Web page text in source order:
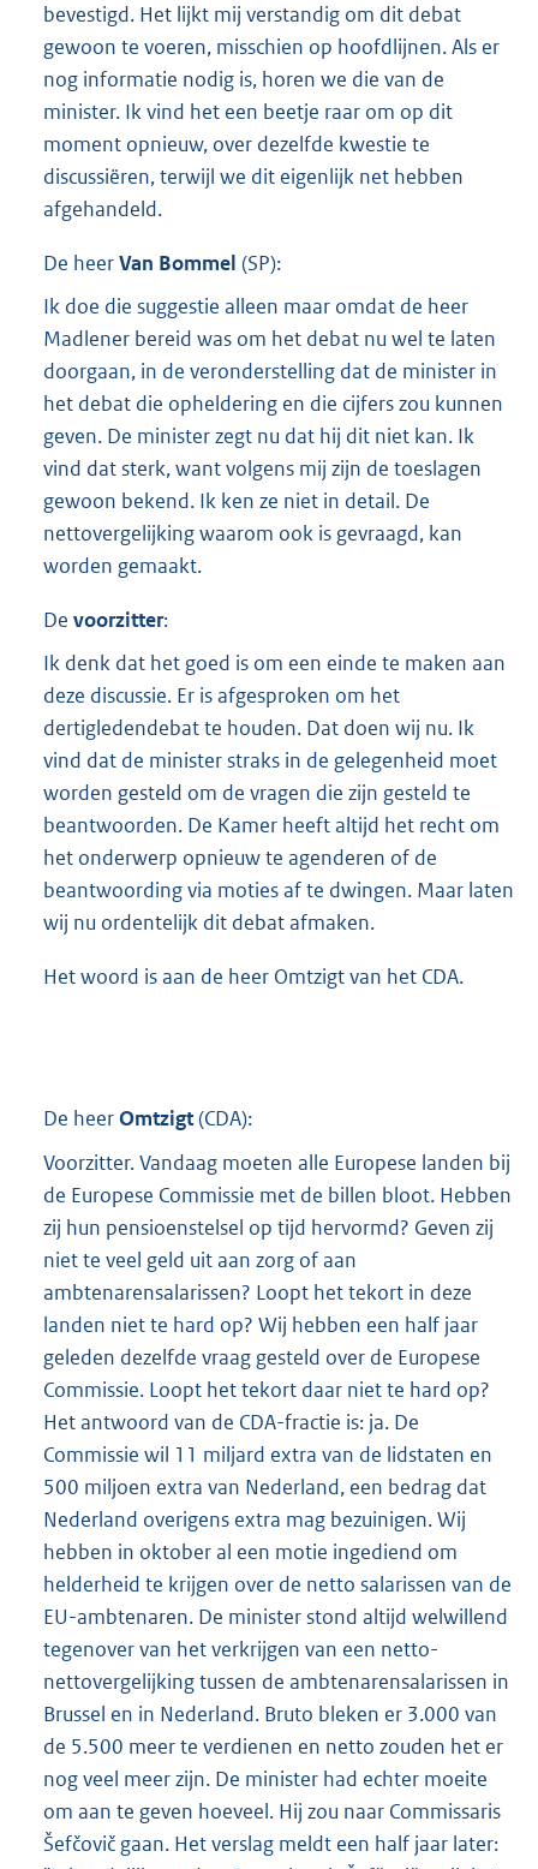
bevestigd. Het lijkt mij verstandig om dit debat
gewoon te voeren, misschien op hoofdlijnen. Als er
nog informatie nodig is, horen we die van de
minister. Ik vind het een beetje raar om op dit
moment opnieuw, over dezelfde kwestie te
discussiëren, terwijl we dit eigenlijk net hebben
afgehandeld.
De heerVan Bommel (SP):
Ik doe die suggestie alleen maar omdat de heer
Madlener bereid was om het debat nu wel te laten
doorgaan, in de veronderstelling dat de minister in
het debat die opheldering en die cijfers zou kunnen
geven. De minister zegt nu dat hij dit niet kan. Ik
vind dat sterk, want volgens mij zijn de toeslagen
gewoon bekend. Ik ken ze niet in detail. De
nettovergelijking waarom ook is gevraagd, kan
worden gemaakt.
De voorzitter:
Ik denk dat het goed is om een einde te maken aan
deze discussie. Er is afgesproken om het
dertigledendebat te houden. Dat doen wij nu. Ik
vind dat de minister straks in de gelegenheid moet
worden gesteld om de vragen die zijn gesteld te
beantwoorden. De Kamer heeft altijd het recht om
het onderwerp opnieuw te agenderen of de
beantwoording via moties af te dwingen. Maar laten
wij nu ordentelijk dit debat afmaken.
Het woord is aan de heer Omtzigt van het CDA.
De heerOmtzigt(CDA):
Voorzitter. Vandaag moeten alle Europese landen bij
de Europese Commissie met de billen bloot. Hebben
zij hun pensioenstelsel op tijd hervormd? Geven zij
niet te veel geld uit aan zorg of aan
ambtenarensalarissen? Loopt het tekort in deze
landen niet te hard op? Wij hebben een half jaar
geleden dezelfde vraag gesteld over de Europese
Commissie. Loopt het tekort daar niet te hard op?
Het antwoord van de CDA-fractie is: ja. De
Commissie wil 11 miljard extra van de lidstaten en
500 miljoen extra van Nederland, een bedrag dat
Nederland overigens extra mag bezuinigen. Wij
hebben in oktober al een motie ingediend om
helderheid te krijgen over de netto salarissen van de
EU-ambtenaren. De minister stond altijd welwillend
tegenover van het verkrijgen van een netto-
nettovergelijking tussen de ambtenarensalarissen in
Brussel en in Nederland. Bruto bleken er 3.000 van
de 5.500 meer te verdienen en netto zouden het er
nog veel meer zijn. De minister had echter moeite
om aan te geven hoeveel. Hij zou naar Commissaris
Šefčovič gaan. Het verslag meldt een half jaar later: